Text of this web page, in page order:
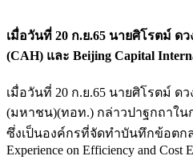
เมื่อวันที่ 20 ก.ย.65 นายศิโรตม์ ด
(CAH) และ Beijing Capital
เมื่อวันที่ 20 ก.ย.65 นายศิโรตม์
(มหาชน)(ทอท.) กล่าวปาฐกถาใน
ซึ่งเป็นองค์กรที่จัดทำบันทึกข้อตกล
Experience on Efficiency and Cost